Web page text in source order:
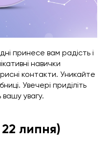
принесе вам радість і
навички
контакти. Уникайте
Увечері приділіть
вашу увагу.
липня)